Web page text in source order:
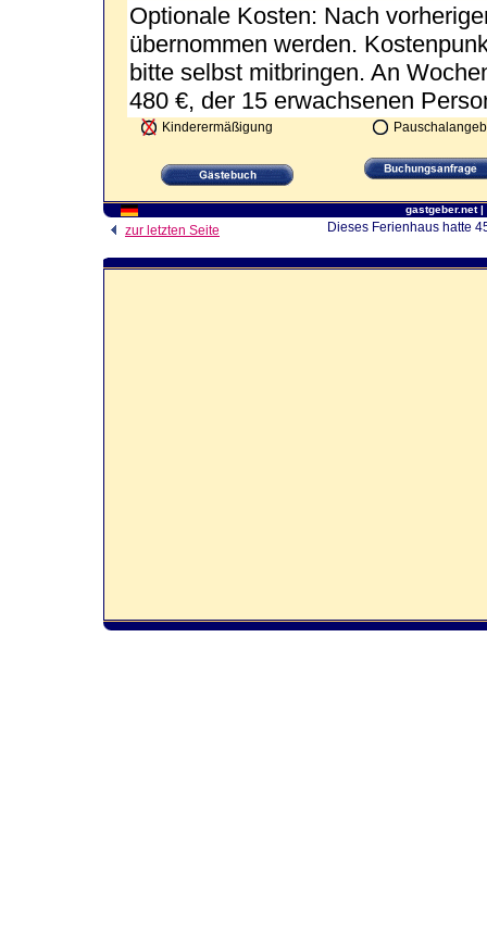
Optionale Kosten: Nach
übernommen werden.
bitte selbst mitbringen. An
480 €, der 15 erwachsenen
Kinderermäßigung
gastgeber.net|
zur letzten Seite Dieses Ferienhaus hatte